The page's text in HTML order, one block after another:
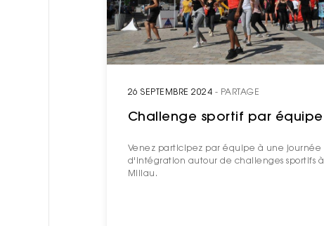
26 SEPTEMBRE 2024 - PARTAGE
Challenge sportif par équipe
Venez participez par équipe à une journée
d'intégration autour de challenges sportifs à
Millau.